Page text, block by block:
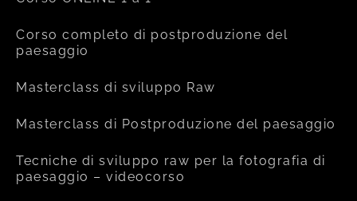
Corso completo di postproduzione del
paesaggio
Masterclass di sviluppo Raw
Masterclass di Postproduzione del paesaggio
Tecniche di sviluppo raw per la fotografia di
paesaggio – videocorso